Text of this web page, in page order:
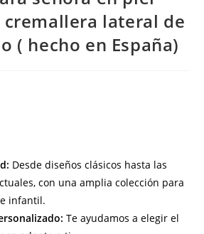
cremallera lateral de
( hecho en España)
Desde diseños clásicos hasta las
con una amplia colección para
infantil.
Te ayudamos a elegir el